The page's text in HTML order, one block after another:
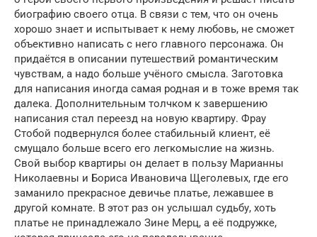
биографию своего отца. В связи с тем, что он очень
хорошо знает и испытывает к нему любовь, не сможет
объективно написать с него главного персонажа. Он
придаётся в описании путешествий романтическим
чувствам, а надо больше учёного смысла. Заготовка
для написания иногда самая родная и в тоже время так
далека. Дополнительным толчком к завершению
написания стал переезд на новую квартиру. Фрау
Стобой подвернулся более стабильный клиент, её
смущало больше всего его легкомыслие на жизнь.
Свой выбор квартиры он делает в пользу Марианны
Николаевны и Бориса Ивановича Щеголевых, где его
заманило прекрасное девичье платье, лежавшее в
другой комнате. В этот раз он услышал судьбу, хоть
платье не принадлежало Зине Мерц, а её подружке,